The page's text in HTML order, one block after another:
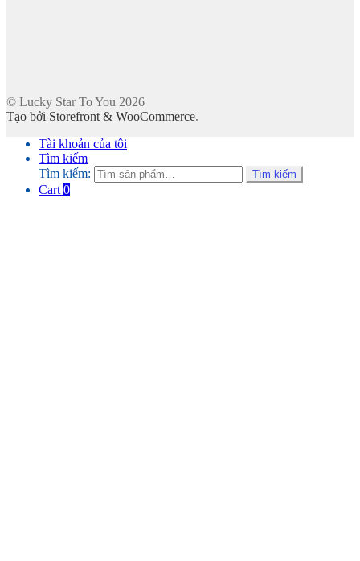
© Lucky Star To You 2026
Tạo bởi Storefront & WooCommerce.
Tài khoản của tôi
Tìm kiếm
Tìm kiếm:
Tìm kiếm
Cart 0